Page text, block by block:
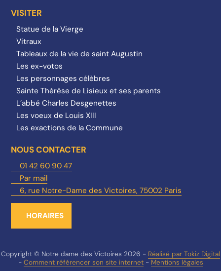
VISITER
Statue de la Vierge
Vitraux
Tableaux de la vie de saint Augustin
Les ex-votos
Les personnages célèbres
Sainte Thérèse de Lisieux et ses parents
L’abbé Charles Desgenettes
Les voeux de Louis XIII
Les exactions de la Commune
NOUS CONTACTER
01 42 60 90 47
Par mail
6, rue Notre-Dame des Victoires, 75002 Paris
HORAIRES
Copyright © Notre dame des Victoires 2026 - Réalisé par Tokiz Digital
- Comment référencer son site internet- Mentions légales